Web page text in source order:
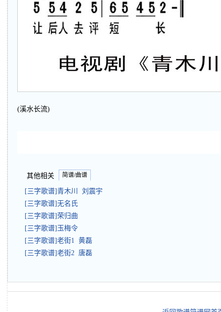
(溪水长流)
其他相关 简谱/曲谱
[三字歌谱]青木川 刘震宇
[三字歌谱]无名氏
[三字歌谱]荣归曲
[三字歌谱]玉梅令
[三字歌谱]老街1 黄磊
[三字歌谱]老街2 唐磊